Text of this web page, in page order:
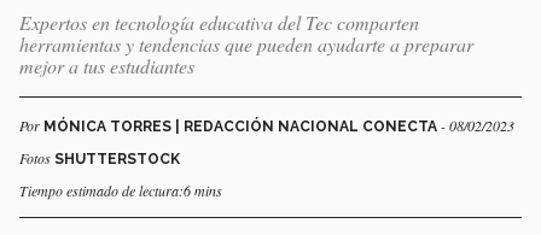
Expertos en tecnología educativa del Tec comparten
herramientas y tendencias que pueden ayudarte a preparar
mejor a tus estudiantes
Por MÓNICA TORRES | REDACCIÓN NACIONAL CONECTA - 08/02/2023
Fotos SHUTTERSTOCK
Tiempo estimado de lectura:6 mins